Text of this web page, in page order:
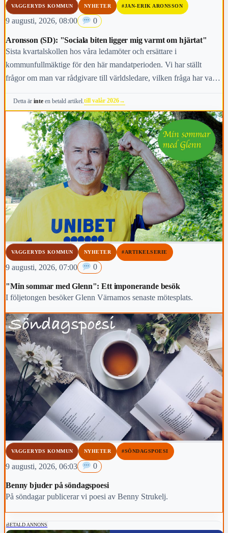
VAGGERYDS KOMMUN NYHETER #JAN-ERIK ARONSSON
9 augusti, 2026, 08:00 0
Aronsson (SD): "Sociala biten ligger mig varmt om hjärtat"
Sista kvartalskollen hos våra ledamöter och ersättare i
kommunfullmäktige för den här mandatperioden. Vi har ställt
frågor om man var rådgivare till världsledare, vilken fråga har varit
viktigast för kommunens invånare i höst och vem anses vara den
mest kända personen i kommunen.
Detta ärinte en betald artikel.till valår 2026→
VAGGERYDS KOMMUN NYHETER #ARTIKELSERIE
9 augusti, 2026, 07:00 0
"Min sommar med Glenn": Ett imponerande besök
I följetongen besöker Glenn Värnamos senaste mötesplats.
VAGGERYDS KOMMUN NYHETER #SÖNDAGSPOESI
9 augusti, 2026, 06:03 0
Benny bjuder på söndagspoesi
På söndagar publicerar vi poesi av Benny Strukelj.
BETALD ANNONS